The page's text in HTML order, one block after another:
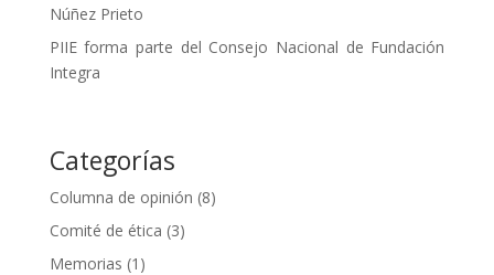
Núñez Prieto
PIIE forma parte del Consejo Nacional de Fundación
Integra
Categorías
Columna de opinión (8)
Comité de ética (3)
Memorias (1)